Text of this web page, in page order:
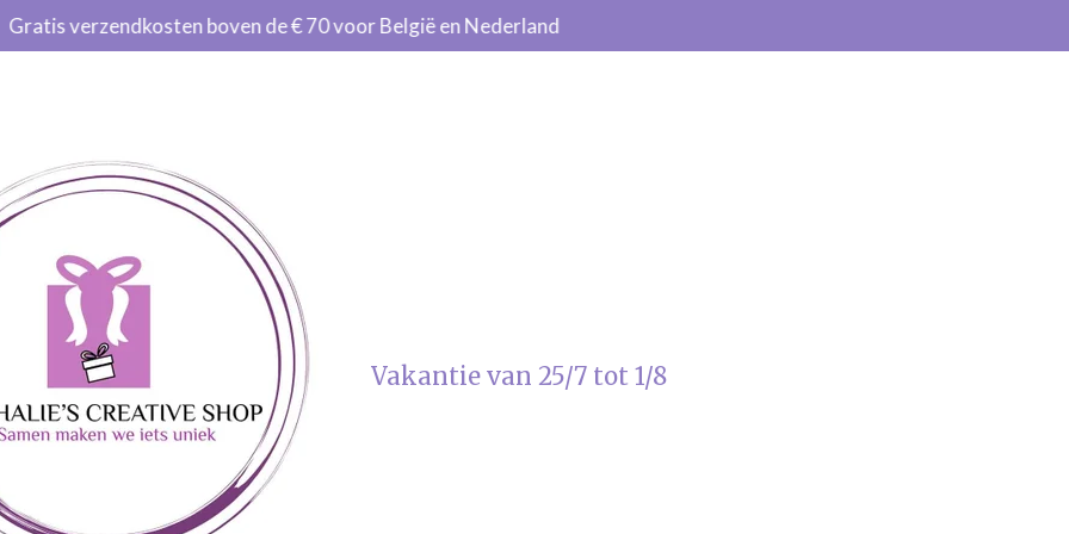
Gratis verzendkosten boven de € 70 voor België en Nederland
Vakantie van 25/7 tot 1/8